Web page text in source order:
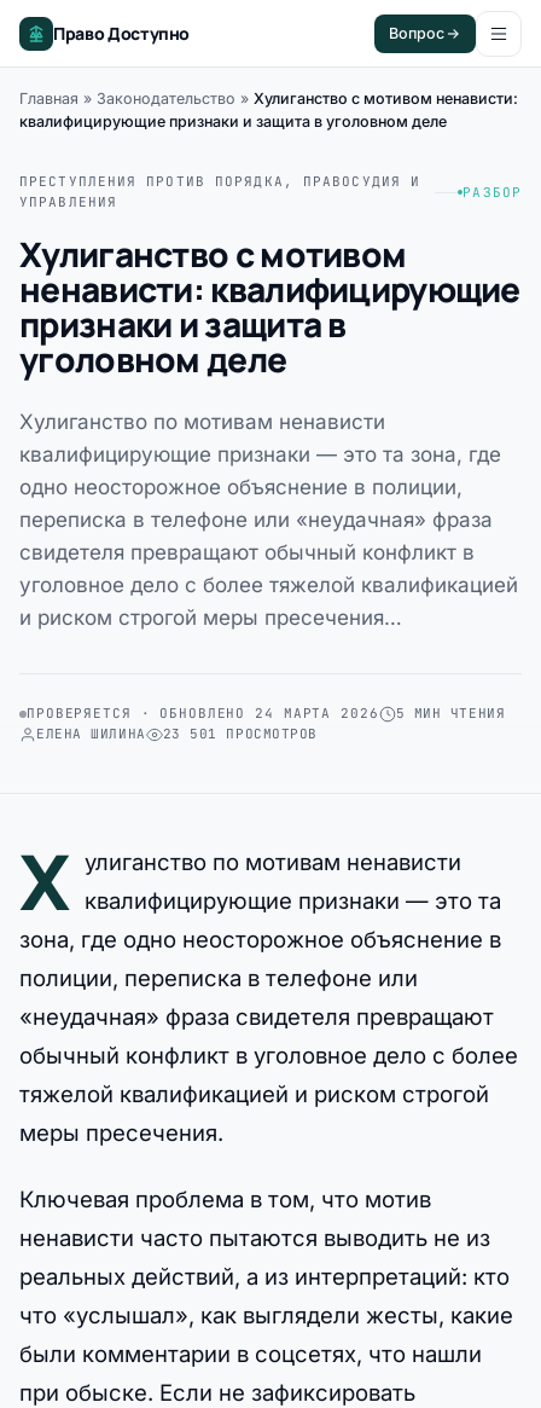
Право Доступно Вопрос
Главная » Законодательство » Хулиганство с мотивом ненависти:
квалифицирующие признаки и защита в уголовном деле
ПРЕСТУПЛЕНИЯ ПРОТИВ ПОРЯДКА, ПРАВОСУДИЯ И
УПРАВЛЕНИЯ
РАЗБОР
Хулиганство с мотивом
ненависти: квалифицирующие
признаки и защита в
уголовном деле
Хулиганство по мотивам ненависти
квалифицирующие признаки — это та зона, где
одно неосторожное объяснение в полиции,
переписка в телефоне или «неудачная» фраза
свидетеля превращают обычный конфликт в
уголовное дело с более тяжелой квалификацией
и риском строгой меры пресечения…
ПРОВЕРЯЕТСЯ · ОБНОВЛЕНО 24 МАРТА 2026
5 МИН ЧТЕНИЯ
ЕЛЕНА ШИЛИНА
23 501 ПРОСМОТРОВ
Х улиганство по мотивам ненависти
квалифицирующие признаки — это та
зона, где одно неосторожное объяснение в
полиции, переписка в телефоне или
«неудачная» фраза свидетеля превращают
обычный конфликт в уголовное дело с более
тяжелой квалификацией и риском строгой
меры пресечения.
Ключевая проблема в том, что мотив
ненависти часто пытаются выводить не из
реальных действий, а из интерпретаций: кто
что «услышал», как выглядели жесты, какие
были комментарии в соцсетях, что нашли
при обыске. Если не зафиксировать